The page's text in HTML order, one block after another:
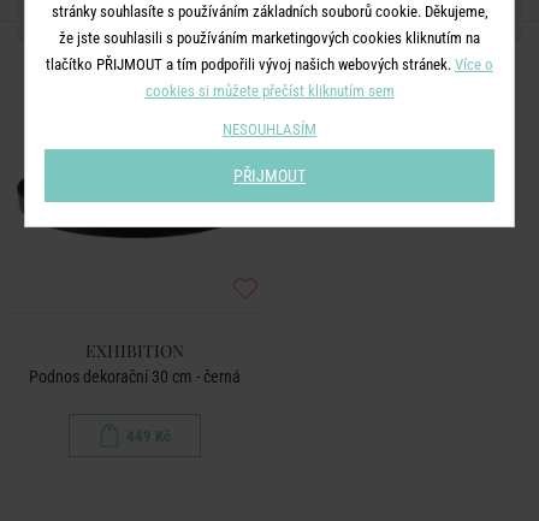
DALŠÍ PRODUKTY ZE SÉRIE
EXHIBITION
Podnos dekorační 30 cm - černá
449 Kč
stránky souhlasíte s používáním základních souborů cookie. Děkujeme,
že jste souhlasili s používáním marketingových cookies kliknutím na
tlačítko PŘIJMOUT a tím podpořili vývoj našich webových stránek. Více o
cookies si můžete přečíst kliknutím sem
NESOUHLASÍM
PŘIJMOUT